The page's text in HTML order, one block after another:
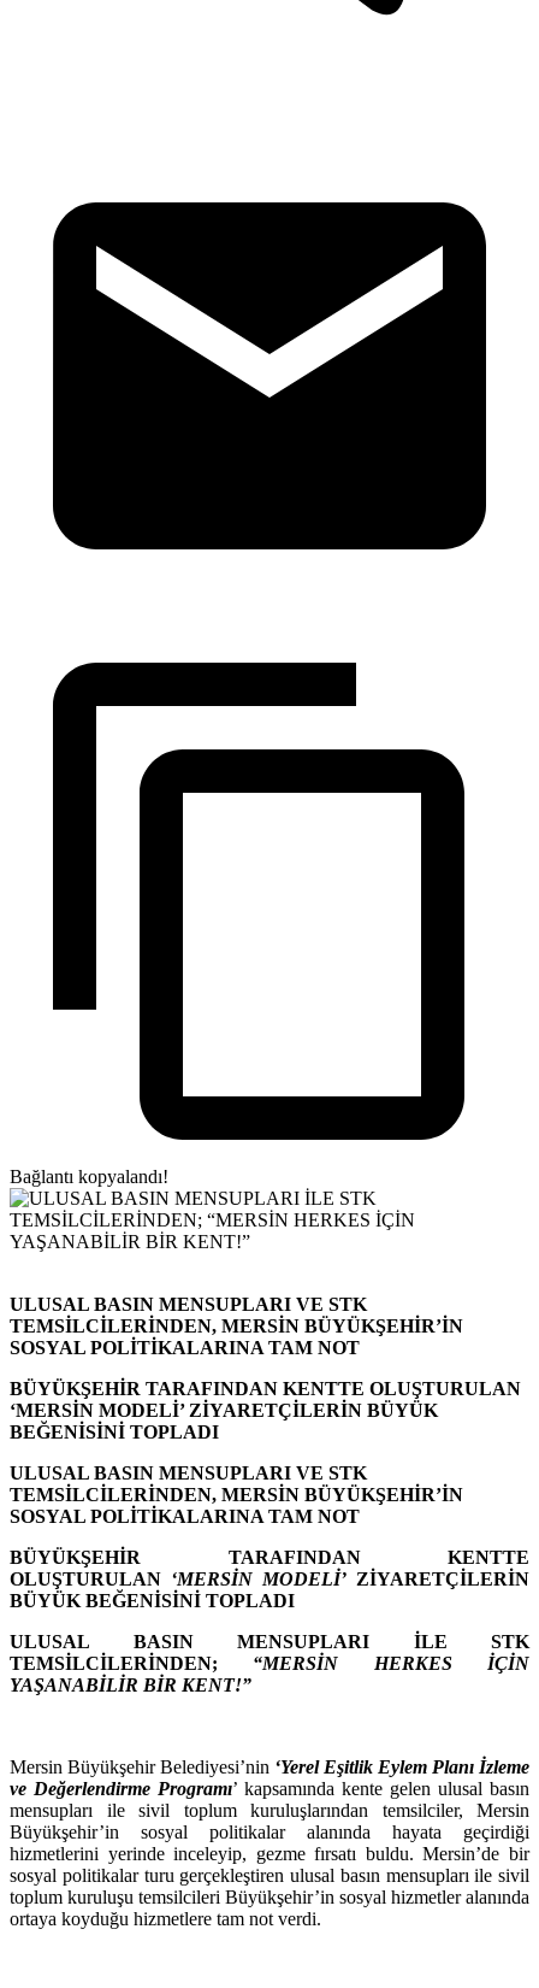
Bağlantı kopyalandı!
ULUSAL BASIN MENSUPLARI VE STK
TEMSİLCİLERİNDEN, MERSİN BÜYÜKŞEHİR’İN
SOSYAL POLİTİKALARINA TAM NOT
BÜYÜKŞEHİR TARAFINDAN KENTTE OLUŞTURULAN
‘MERSİN MODELİ’ ZİYARETÇİLERİN BÜYÜK
BEĞENİSİNİ TOPLADI
ULUSAL BASIN MENSUPLARI VE STK
TEMSİLCİLERİNDEN, MERSİN BÜYÜKŞEHİR’İN
SOSYAL POLİTİKALARINA TAM NOT
BÜYÜKŞEHİR TARAFINDAN KENTTE
OLUŞTURULAN ‘MERSİN MODELİ’ ZİYARETÇİLERİN
BÜYÜK BEĞENİSİNİ TOPLADI
ULUSAL BASIN MENSUPLARI İLE STK
TEMSİLCİLERİNDEN; “MERSİN HERKES İÇİN
YAŞANABİLİR BİR KENT!”
Mersin Büyükşehir Belediyesi’nin ‘Yerel Eşitlik Eylem Planı İzleme
ve Değerlendirme Programı’ kapsamında kente gelen ulusal basın
mensupları ile sivil toplum kuruluşlarından temsilciler, Mersin
Büyükşehir’in sosyal politikalar alanında hayata geçirdiği
hizmetlerini yerinde inceleyip, gezme fırsatı buldu. Mersin’de bir
sosyal politikalar turu gerçekleştiren ulusal basın mensupları ile sivil
toplum kuruluşu temsilcileri Büyükşehir’in sosyal hizmetler alanında
ortaya koyduğu hizmetlere tam not verdi.